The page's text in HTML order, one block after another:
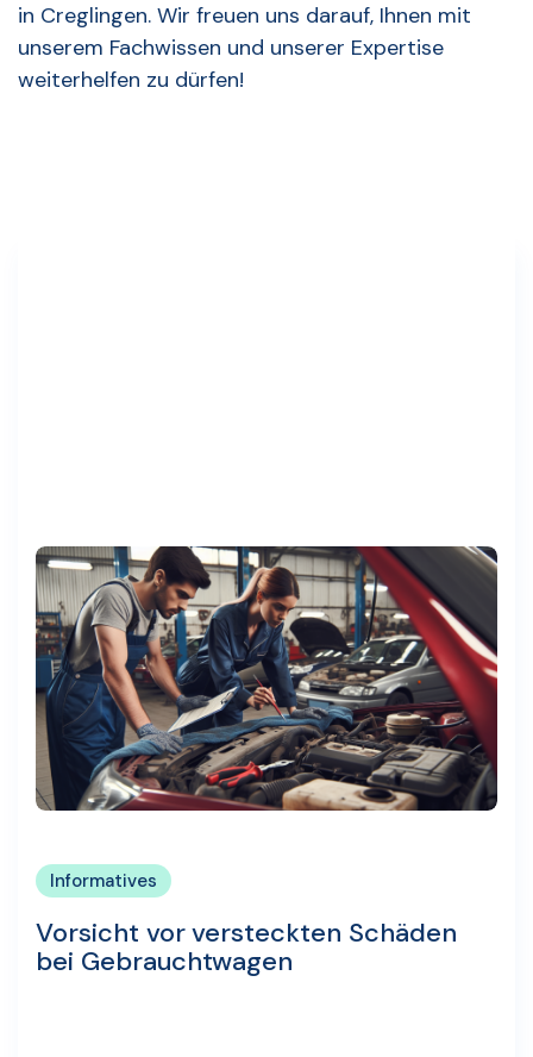
in Creglingen. Wir freuen uns darauf, Ihnen mit
unserem Fachwissen und unserer Expertise
weiterhelfen zu dürfen!
Informatives
Vorsicht vor versteckten Schäden
bei Gebrauchtwagen